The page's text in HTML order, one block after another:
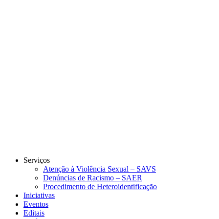
Serviços
Atenção à Violência Sexual – SAVS
Denúncias de Racismo – SAER
Procedimento de Heteroidentificação
Iniciativas
Eventos
Editais